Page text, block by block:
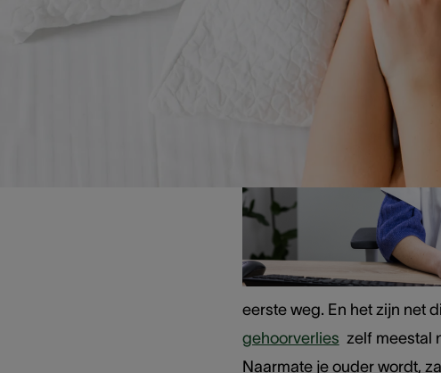
eerste weg. En het zijn net
gehoorverlies zelf meestal
Naarmate je ouder wordt,